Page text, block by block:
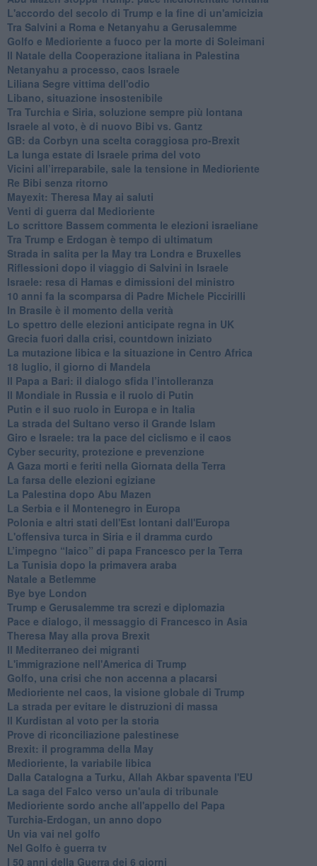
L'accordo del secolo di Trump e la fine di un'amicizia
Tra Salvini a Roma e Netanyahu a Gerusalemme
Golfo e Medioriente a fuoco per la morte di Soleimani
Il Natale della Cooperazione italiana in Palestina
Netanyahu a processo, caos Israele
Liliana Segre vittima dell'odio
Libano, situazione insostenibile
Tra Turchia e Siria, soluzione sempre più lontana
Israele al voto, è di nuovo Bibi vs. Gantz
GB: da Corbyn una scelta coraggiosa pro-Brexit
La lunga estate di Israele prima del voto
Vicini all’irreparabile, sale la tensione in Medioriente
Re Bibi senza ritorno
Mayexit: Theresa May ai saluti
Venti di guerra dal Medioriente
Lo scrittore Bassem commenta le elezioni israeliane
Tra Trump e Erdogan è tempo di ultimatum
Strada in salita per la May tra Londra e Bruxelles
Riflessioni dopo il viaggio di Salvini in Israele
Israele: resa di Hamas e dimissioni del ministro
10 anni fa la scomparsa di Padre Michele Piccirilli
In Brasile è il momento della verità
Lo spettro delle elezioni anticipate regna in UK
Grecia fuori dalla crisi, countdown iniziato
La mutazione libica e la situazione in Centro Africa
18 luglio, il giorno di Mandela
Il Papa a Bari: il dialogo sfida l’intolleranza
Il Mondiale in Russia e il ruolo di Putin
Putin e il suo ruolo in Europa e in Italia
La strada del Sultano verso il Grande Islam
Giro e Israele: tra la pace del ciclismo e il caos
Cyber security, protezione e prevenzione
A Gaza morti e feriti nella Giornata della Terra
La farsa delle elezioni egiziane
La Palestina dopo Abu Mazen
La Serbia e il Montenegro in Europa
Polonia e altri stati dell'Est lontani dall'Europa
L'offensiva turca in Siria e il dramma curdo
L’impegno “laico” di papa Francesco per la Terra
La Tunisia dopo la primavera araba
Natale a Betlemme
Bye bye London
Trump e Gerusalemme tra screzi e diplomazia
Pace e dialogo, il messaggio di Francesco in Asia
Theresa May alla prova Brexit
Il Mediterraneo dei migranti
L'immigrazione nell'America di Trump
Golfo, una crisi che non accenna a placarsi
Medioriente nel caos, la visione globale di Trump
La strada per evitare le distruzioni di massa
Il Kurdistan al voto per la storia
Prove di riconciliazione palestinese
Brexit: il programma della May
Medioriente, la variabile libica
Dalla Catalogna a Turku, Allah Akbar spaventa l'EU
La saga del Falco verso un'aula di tribunale
Medioriente sordo anche all'appello del Papa
Turchia-Erdogan, un anno dopo
Un via vai nel golfo
Nel Golfo è guerra tv
I 50 anni della Guerra dei 6 giorni